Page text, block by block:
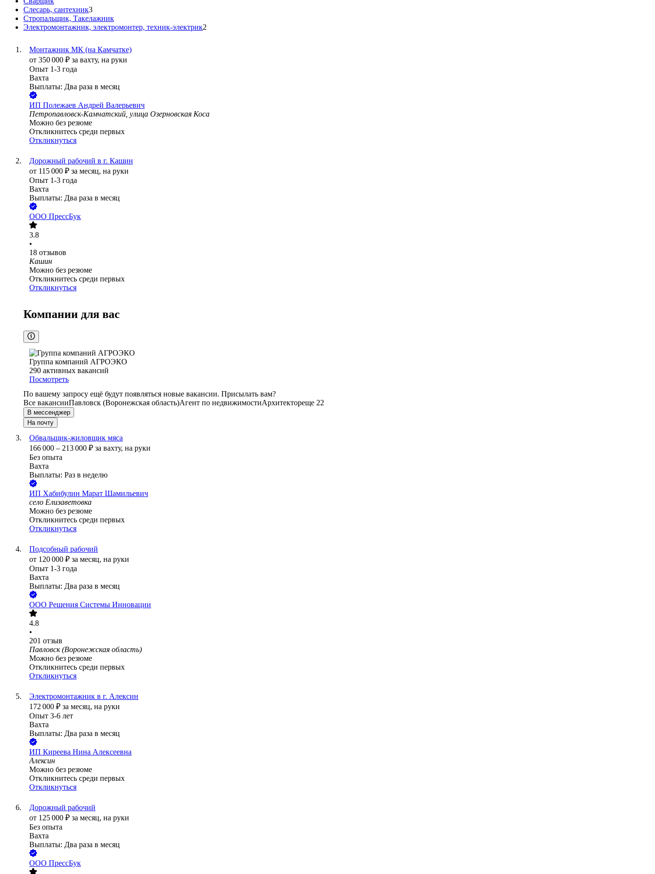
Слесарь, сантехник3
Стропальщик, Такелажник
Электромонтажник, электромонтер, техник-электрик2
Монтажник МК (на Камчатке)
от 350 000 ₽ за вахту, на руки
Опыт 1-3 года
Вахта
Выплаты: Два раза в месяц
ИП Полежаев Андрей Валерьевич
Петропавловск-Камчатский, улица Озерновская Коса
Можно без резюме
Откликнитесь среди первых
Откликнуться
Дорожный рабочий в г. Кашин
от 115 000 ₽ за месяц, на руки
Опыт 1-3 года
Вахта
Выплаты: Два раза в месяц
ООО ПрессБук
3.8
•
18 отзывов
Кашин
Можно без резюме
Откликнитесь среди первых
Откликнуться
Компании для вас
Группа компаний АГРОЭКО
290 активных вакансий
Посмотреть
По вашему запросу ещё будут появляться новые вакансии. Присылать вам?
Все вакансииПавловск (Воронежская область)Агент по недвижимостиАрхитектореще 22
В мессенджер
На почту
Обвальщик-жиловщик мяса
166 000 – 213 000 ₽ за вахту, на руки
Без опыта
Вахта
Выплаты: Раз в неделю
ИП Хабибулин Марат Шамильевич
село Елизаветовка
Можно без резюме
Откликнитесь среди первых
Откликнуться
Подсобный рабочий
от 120 000 ₽ за месяц, на руки
Опыт 1-3 года
Вахта
Выплаты: Два раза в месяц
ООО Решения Системы Инновации
4.8
•
201 отзыв
Павловск (Воронежская область)
Можно без резюме
Откликнитесь среди первых
Откликнуться
Электромонтажник в г. Алексин
172 000 ₽ за месяц, на руки
Опыт 3-6 лет
Вахта
Выплаты: Два раза в месяц
ИП Киреева Нина Алексеевна
Алексин
Можно без резюме
Откликнитесь среди первых
Откликнуться
Дорожный рабочий
от 125 000 ₽ за месяц, на руки
Без опыта
Вахта
Выплаты: Два раза в месяц
ООО ПрессБук